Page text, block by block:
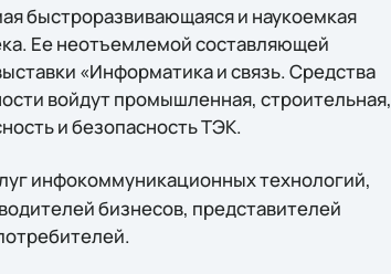
быстроразвивающаяся и наукоемкая
Ее неотъемлемой составляющей
«Информатика и связь. Средства
войдут промышленная, строительная,
и безопасность ТЭК.
инфокоммуникационных технологий,
бизнесов, представителей